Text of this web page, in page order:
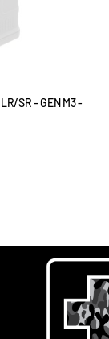
SR - GEN M3 -